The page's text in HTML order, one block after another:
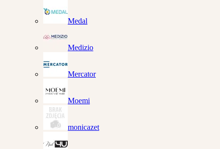
Medal
Medizio
Mercator
Moemi
monicazet